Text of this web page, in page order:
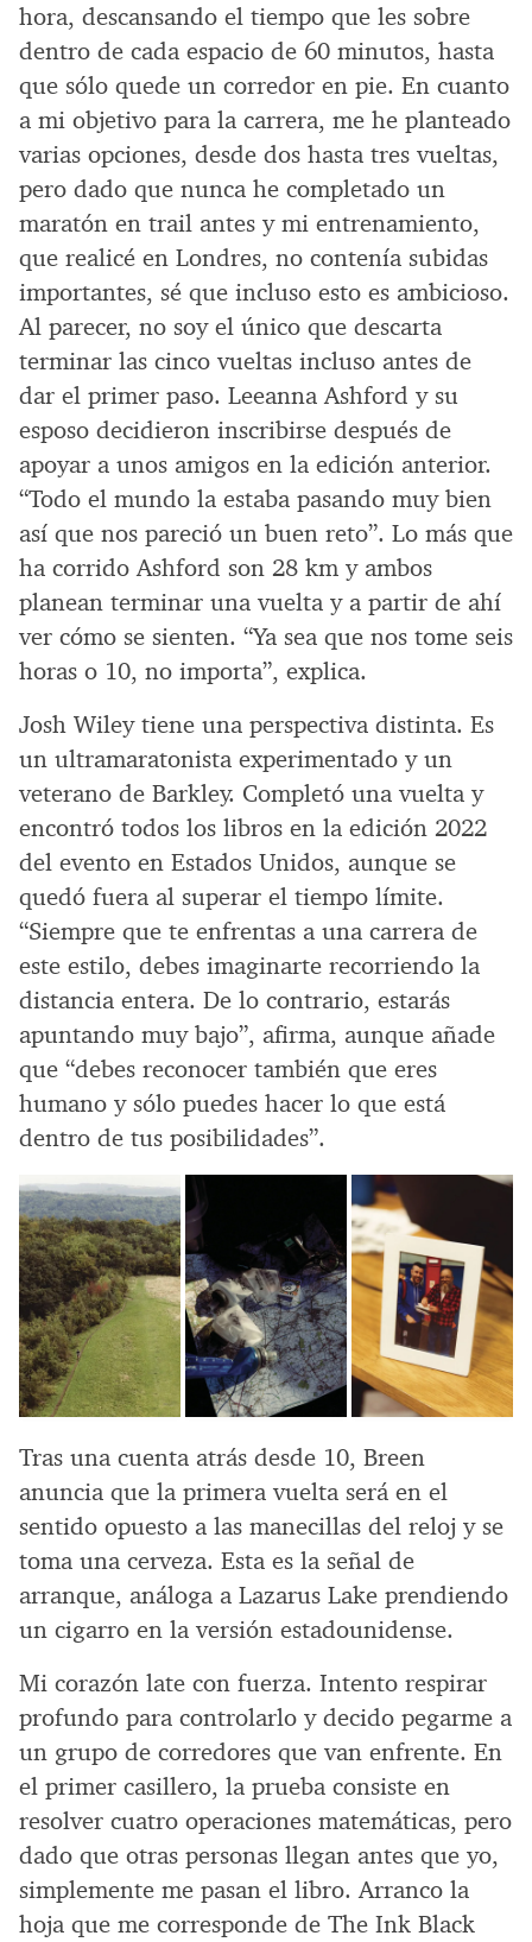
hora, descansando el tiempo que les sobre
dentro de cada espacio de 60 minutos, hasta
que sólo quede un corredor en pie. En cuanto
a mi objetivo para la carrera, me he planteado
varias opciones, desde dos hasta tres vueltas,
pero dado que nunca he completado un
maratón en trail antes y mi entrenamiento,
que realicé en Londres, no contenía subidas
importantes, sé que incluso esto es ambicioso.
Al parecer, no soy el único que descarta
terminar las cinco vueltas incluso antes de
dar el primer paso. Leeanna Ashford y su
esposo decidieron inscribirse después de
apoyar a unos amigos en la edición anterior.
“Todo el mundo la estaba pasando muy bien
así que nos pareció un buen reto”. Lo más que
ha corrido Ashford son 28 km y ambos
planean terminar una vuelta y a partir de ahí
ver cómo se sienten. “Ya sea que nos tome seis
horas o 10, no importa”, explica.
Josh Wiley tiene una perspectiva distinta. Es
un ultramaratonista experimentado y un
veterano de Barkley. Completó una vuelta y
encontró todos los libros en la edición 2022
del evento en Estados Unidos, aunque se
quedó fuera al superar el tiempo límite.
“Siempre que te enfrentas a una carrera de
este estilo, debes imaginarte recorriendo la
distancia entera. De lo contrario, estarás
apuntando muy bajo”, afirma, aunque añade
que “debes reconocer también que eres
humano y sólo puedes hacer lo que está
dentro de tus posibilidades”.
Tras una cuenta atrás desde 10, Breen
anuncia que la primera vuelta será en el
sentido opuesto a las manecillas del reloj y se
toma una cerveza. Esta es la señal de
arranque, análoga a Lazarus Lake prendiendo
un cigarro en la versión estadounidense.
Mi corazón late con fuerza. Intento respirar
profundo para controlarlo y decido pegarme a
un grupo de corredores que van enfrente. En
el primer casillero, la prueba consiste en
resolver cuatro operaciones matemáticas, pero
dado que otras personas llegan antes que yo,
simplemente me pasan el libro. Arranco la
hoja que me corresponde de The Ink Black